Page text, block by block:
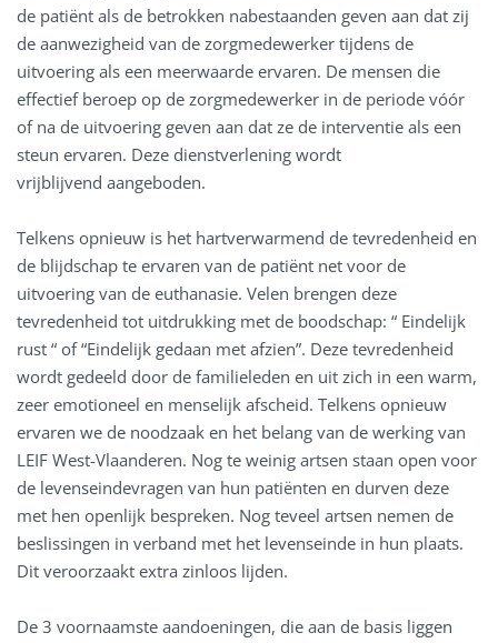
de patiënt als de betrokken nabestaanden geven aan dat zij
de aanwezigheid van de zorgmedewerker tijdens de
uitvoering als een meerwaarde ervaren. De mensen die
effectief beroep op de zorgmedewerker in de periode vóór
of na de uitvoering geven aan dat ze de interventie als een
steun ervaren. Deze dienstverlening wordt
vrijblijvend aangeboden.
Telkens opnieuw is het hartverwarmend de tevredenheid en
de blijdschap te ervaren van de patiënt net voor de
uitvoering van de euthanasie. Velen brengen deze
tevredenheid tot uitdrukking met de boodschap: “ Eindelijk
rust “ of “Eindelijk gedaan met afzien”. Deze tevredenheid
wordt gedeeld door de familieleden en uit zich in een warm,
zeer emotioneel en menselijk afscheid. Telkens opnieuw
ervaren we de noodzaak en het belang van de werking van
LEIF West-Vlaanderen. Nog te weinig artsen staan open voor
de levenseindevragen van hun patiënten en durven deze
met hen openlijk bespreken. Nog teveel artsen nemen de
beslissingen in verband met het levenseinde in hun plaats.
Dit veroorzaakt extra zinloos lijden.
De 3 voornaamste aandoeningen, die aan de basis liggen